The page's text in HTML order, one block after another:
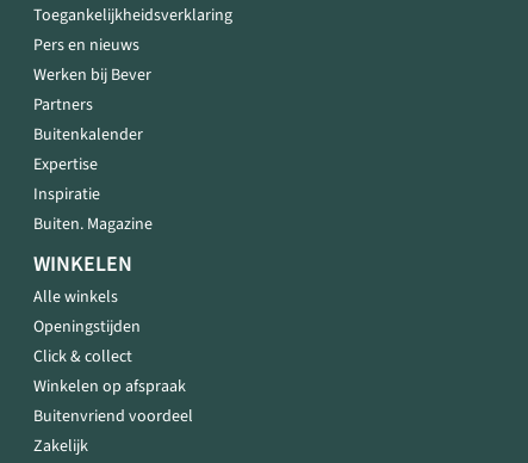
Toegankelijkheidsverklaring
Pers en nieuws
Werken bij Bever
Partners
Buitenkalender
Expertise
Inspiratie
Buiten. Magazine
WINKELEN
Alle winkels
Openingstijden
Click & collect
Winkelen op afspraak
Buitenvriend voordeel
Zakelijk